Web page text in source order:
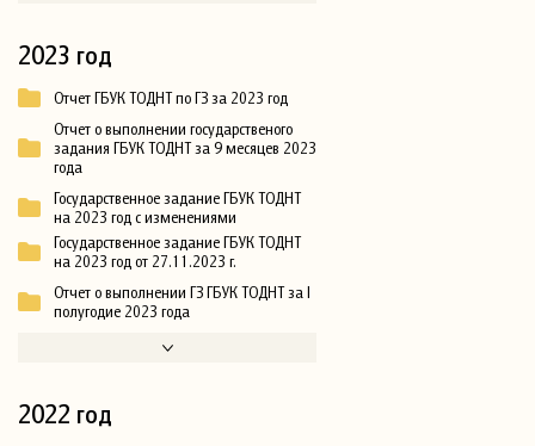
2023 год
Отчет ГБУК ТОДНТ по ГЗ за 2023 год
Отчет о выполнении государственого
задания ГБУК ТОДНТ за 9 месяцев 2023
года
Государственное задание ГБУК ТОДНТ
на 2023 год с изменениями
Государственное задание ГБУК ТОДНТ
на 2023 год от 27.11.2023 г.
Отчет о выполнении ГЗ ГБУК ТОДНТ за I
полугодие 2023 года
2022 год